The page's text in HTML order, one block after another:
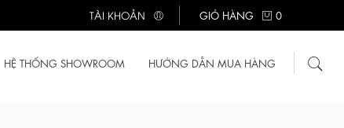
TÀI KHOẢN GIỎ HÀNG 0
HỆ THỐNG SHOWROOM HƯỚNG DẪN MUA HÀNG